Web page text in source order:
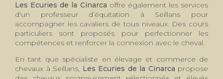
Les Ecuries de la Cinarca offre également les services
d'un professeur d’équitation à Seillans pour
accompagner les cavaliers de tous niveaux. Des cours
particuliers sont proposés pour perfectionner les
compétences et renforcer la connexion avec le cheval.
En tant que spécialiste en élevage et commerce de
chevaux à Seillans, Les Ecuries de la Cinarca propose